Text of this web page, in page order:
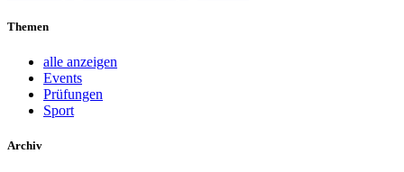
Themen
alle anzeigen
Events
Prüfungen
Sport
Archiv